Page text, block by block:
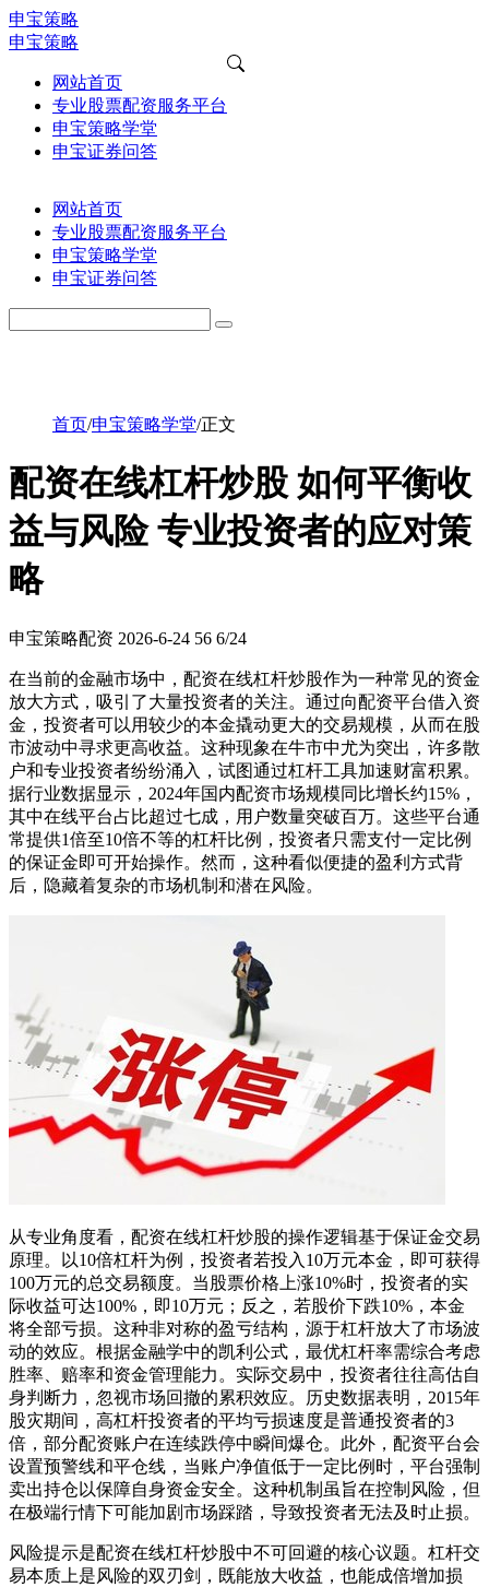
申宝策略
申宝策略
网站首页
专业股票配资服务平台
申宝策略学堂
申宝证券问答
网站首页
专业股票配资服务平台
申宝策略学堂
申宝证券问答
首页/申宝策略学堂/正文
配资在线杠杆炒股 如何平衡收
益与风险 专业投资者的应对策
略
申宝策略配资 2026-6-24 56 6/24
在当前的金融市场中，配资在线杠杆炒股作为一种常见的资金
放大方式，吸引了大量投资者的关注。通过向配资平台借入资
金，投资者可以用较少的本金撬动更大的交易规模，从而在股
市波动中寻求更高收益。这种现象在牛市中尤为突出，许多散
户和专业投资者纷纷涌入，试图通过杠杆工具加速财富积累。
据行业数据显示，2024年国内配资市场规模同比增长约15%，
其中在线平台占比超过七成，用户数量突破百万。这些平台通
常提供1倍至10倍不等的杠杆比例，投资者只需支付一定比例
的保证金即可开始操作。然而，这种看似便捷的盈利方式背
后，隐藏着复杂的市场机制和潜在风险。
从专业角度看，配资在线杠杆炒股的操作逻辑基于保证金交易
原理。以10倍杠杆为例，投资者若投入10万元本金，即可获得
100万元的总交易额度。当股票价格上涨10%时，投资者的实
际收益可达100%，即10万元；反之，若股价下跌10%，本金
将全部亏损。这种非对称的盈亏结构，源于杠杆放大了市场波
动的效应。根据金融学中的凯利公式，最优杠杆率需综合考虑
胜率、赔率和资金管理能力。实际交易中，投资者往往高估自
身判断力，忽视市场回撤的累积效应。历史数据表明，2015年
股灾期间，高杠杆投资者的平均亏损速度是普通投资者的3
倍，部分配资账户在连续跌停中瞬间爆仓。此外，配资平台会
设置预警线和平仓线，当账户净值低于一定比例时，平台强制
卖出持仓以保障自身资金安全。这种机制虽旨在控制风险，但
在极端行情下可能加剧市场踩踏，导致投资者无法及时止损。
风险提示是配资在线杠杆炒股中不可回避的核心议题。杠杆交
易本质上是风险的双刃剑，既能放大收益，也能成倍增加损